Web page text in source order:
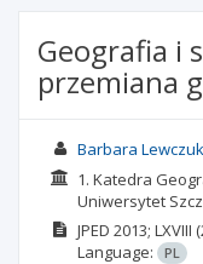
Geografia i
przemiana
Barbara Lewczuk
1. Katedra
Uniwersytet
JPED 2013; LXVIII
Language:
PL